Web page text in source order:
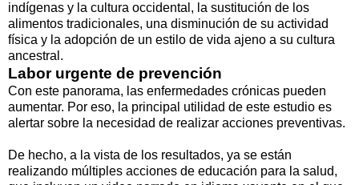
indígenas y la cultura occidental, la sustitución de los
alimentos tradicionales, una disminución de su actividad
física y la adopción de un estilo de vida ajeno a su cultura
ancestral.
Labor urgente de prevención
Con este panorama, las enfermedades crónicas pueden
aumentar. Por eso, la principal utilidad de este estudio es
alertar sobre la necesidad de realizar acciones preventivas.
De hecho, a la vista de los resultados, ya se están
realizando múltiples acciones de educación para la salud,